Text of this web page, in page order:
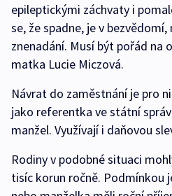
epileptickými záchvaty i
se, že spadne, je v
znenadání. Musí být pořád na
matka Lucie Miczová.
Návrat do zaměstnání je pro
jako referentka ve státní
manžel. Využívají i daňovou
Rodiny v podobné situaci
tisíc korun ročně. Podmínkou